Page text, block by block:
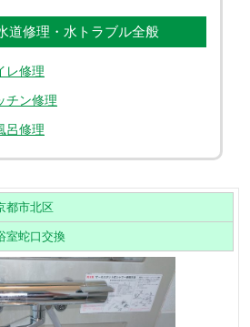
道修理・水トラブル全般
レ修理
チン修理
呂修理
都市北区
室蛇口交換